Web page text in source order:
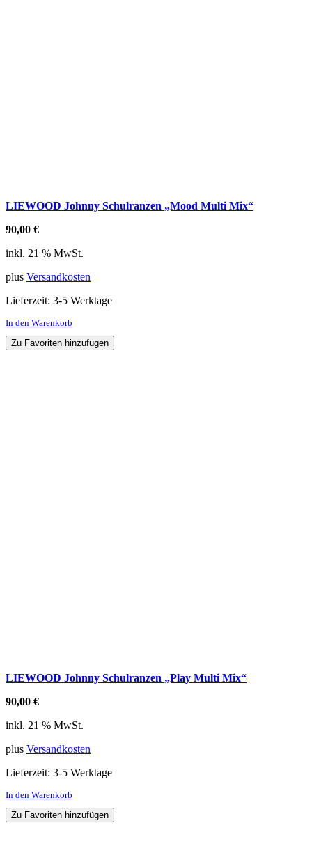
LIEWOOD Johnny Schulranzen „Mood Multi Mix“
90,00 €
inkl. 21 % MwSt.
plus Versandkosten
Lieferzeit: 3-5 Werktage
In den Warenkorb
Zu Favoriten hinzufügen
LIEWOOD Johnny Schulranzen „Play Multi Mix“
90,00 €
inkl. 21 % MwSt.
plus Versandkosten
Lieferzeit: 3-5 Werktage
In den Warenkorb
Zu Favoriten hinzufügen